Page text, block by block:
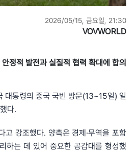
2026/05/15, 금요일, 21:30
VOVWORLD
정적 발전과 실질적 협력 확대에 합의
대통령의 중국 국빈 방문(13~15일) 일
다.
강조했다. 양측은 경제·무역을 포함
하는 데 있어 중요한 공감대를 형성했